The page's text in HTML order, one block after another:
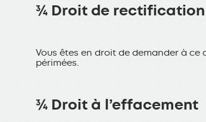
¾ Droit de rectification
Vous êtes en droit de demander à
périmées.
¾ Droit à l’effacement